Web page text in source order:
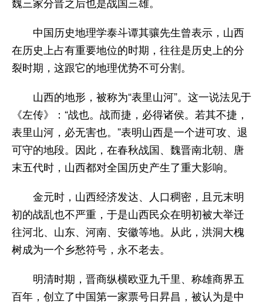
中国历史地理学泰斗谭其骧先生曾表示，山西
在历史上占有重要地位的时期，往往是历史上的分
裂时期，这跟它的地理优势不可分割。
山西的地形，被称为“表里山河”。这一说法见于
《左传》：“战也。战而捷，必得诸侯。若其不捷，
表里山河，必无害也。”表明山西是一个进可攻、退
可守的地段。因此，在春秋战国、魏晋南北朝、唐
末五代时，山西都对全国历史产生了重大影响。
金元时，山西经济发达、人口稠密，且元末明
初的战乱也不严重，于是山西民众在明初被大举迁
往河北、山东、河南、安徽等地。从此，洪洞大槐
树成为一个乡愁符号，永不老去。
明清时期，晋商纵横欧亚九千里、称雄商界五
百年，创立了中国第一家票号日昇昌，被认为是中